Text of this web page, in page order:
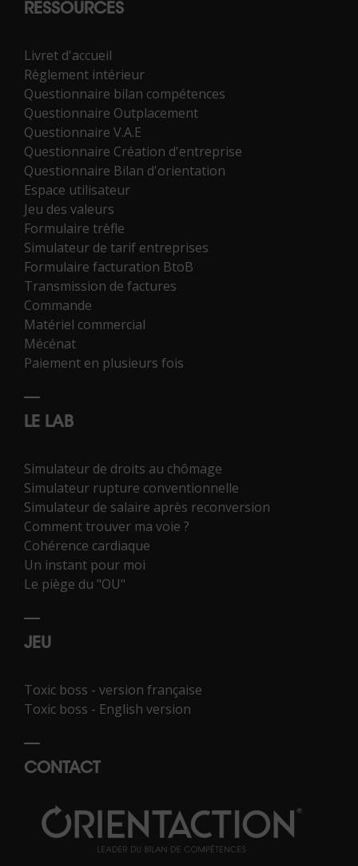
RESSOURCES
Livret d'accueil
Règlement intérieur
Questionnaire bilan compétences
Questionnaire Outplacement
Questionnaire V.A.E
Questionnaire Création d'entreprise
Questionnaire Bilan d'orientation
Espace utilisateur
Jeu des valeurs
Formulaire trèfle
Simulateur de tarif entreprises
Formulaire facturation BtoB
Transmission de factures
Commande
Matériel commercial
Mécénat
Paiement en plusieurs fois
LE LAB
Simulateur de droits au chômage
Simulateur rupture conventionnelle
Simulateur de salaire après reconversion
Comment trouver ma voie ?
Cohérence cardiaque
Un instant pour moi
Le piège du "OU"
JEU
Toxic boss - version française
Toxic boss - English version
CONTACT